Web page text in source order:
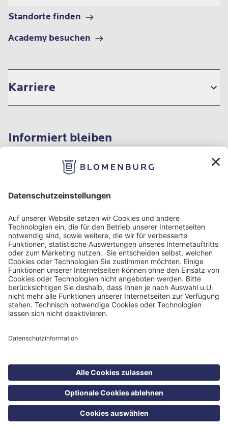
Menü
SucheKontakt
Standorte finden
Academy besuchen
Karriere
Informiert bleiben
Impressum
Datenschutzinformation
Nutzungsbedingungen
Barrierefreiheit
©Blomenburg Holding GmbH 2026